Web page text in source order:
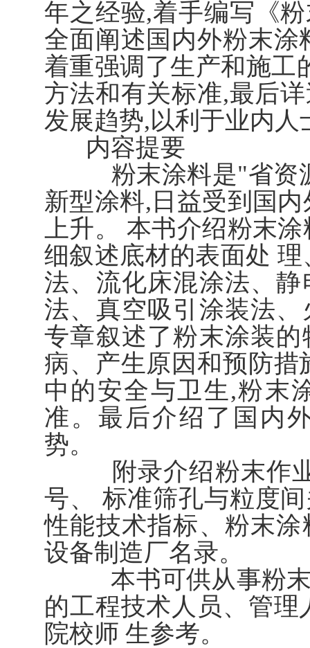
年之经验,着手编写《
全面阐述国内外粉末
着重强调了生产和施工
方法和有关标准,最后
发展趋势,以利于业内
内容提要
粉末涂料是"省资
新型涂料,日益受到国
上升。 本书介绍粉末
细叙述底材的表面处
法、流化床混涂法、
法、真空吸引涂装法
专章叙述了粉末涂装
病、产生原因和预防
中的安全与卫生,粉末
准。最后介绍了国内
势。
附录介绍粉末作业
号、 标准筛孔与粒度
性能技术指标、粉末
设备制造厂名录。
本书可供从事粉末
的工程技术人员、管
院校师 生参考。